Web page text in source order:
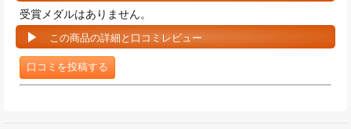
受賞メダルはありません。
この商品の詳細と口コミレビュー
口コミを投稿する